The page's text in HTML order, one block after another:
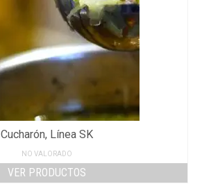
Cucharón, Línea SK
NO VALORADO
VER PRODUCTOS